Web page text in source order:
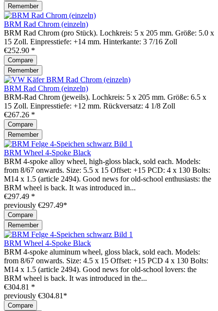
Remember
BRM Rad Chrom (einzeln)
BRM Rad Chrom (pro Stück). Lochkreis: 5 x 205 mm. Größe: 5.0 x
15 Zoll. Einpresstiefe: +14 mm. Hinterkante: 3 7/16 Zoll
€252.90 *
Compare
Remember
BRM Rad Chrom (einzeln)
BRM-Rad Chrom (jeweils). Lochkreis: 5 x 205 mm. Größe: 6.5 x
15 Zoll. Einpresstiefe: +12 mm. Rückversatz: 4 1/8 Zoll
€267.26 *
Compare
Remember
BRM Wheel 4-Spoke Black
BRM 4-spoke alloy wheel, high-gloss black, sold each. Models:
from 8/67 onwards. Size: 5.5 x 15 Offset: +15 PCD: 4 x 130 Bolts:
M14 x 1.5 (article 2494). Good news for old-school enthusiasts: the
BRM wheel is back. It was introduced in...
€297.49 *
previously €297.49*
Compare
Remember
BRM Wheel 4-Spoke Black
BRM 4-spoke aluminum wheel, gloss black, sold each. Models:
from 8/67 onwards. Size: 4.5 x 15 Offset: +15 PCD 4 x 130 Bolts:
M14 x 1.5 (article 2494). Good news for old-school lovers: the
BRM wheel is back. It was introduced in the...
€304.81 *
previously €304.81*
Compare